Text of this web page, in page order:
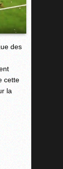
des
cette
la